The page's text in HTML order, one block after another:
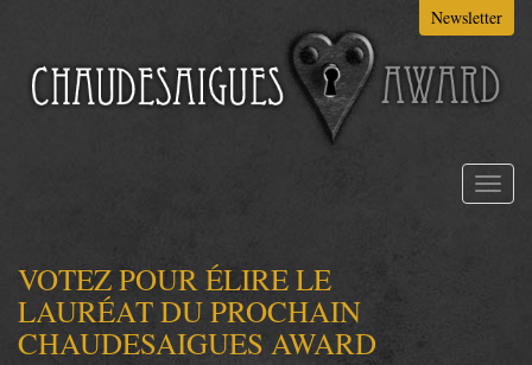
principal
Newsletter
Toggle
VOTEZ POUR ÉLIRE LE
LAURÉAT DU PROCHAIN
CHAUDESAIGUES AWARD